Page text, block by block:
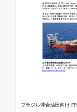
ブラジル沖合油田向け